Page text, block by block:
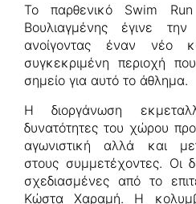
Το παρθενικό Swim
Βουλιαγμένης έγινε
ανοίγοντας έναν νέο
συγκεκριμένη περιοχή
σημείο για αυτό το άθλημα.
Η διοργάνωση
δυνατότητες του χώρου
αγωνιστική αλλά και
στους συμμετέχοντες. Οι
σχεδιασμένες από το
Κώστα Χαραμή. Η